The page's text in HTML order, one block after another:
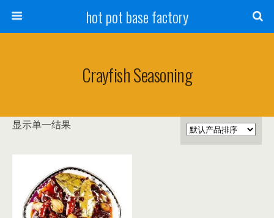
hot pot base factory
Crayfish Seasoning
显示单一结果